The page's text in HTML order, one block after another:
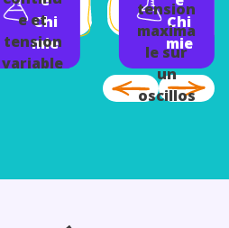
Chi
mie
e et
tension
variable
nce
Chi
mie
tension
maxima
le sur
un
oscillos